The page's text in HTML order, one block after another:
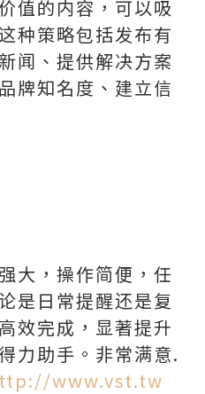
值的内容，可以吸
种策略包括发布有
闻、提供解决方案
牌知名度、建立信
大，操作简便，任
是日常提醒还是复
效完成，显著提升
力助手。非常满意.
www.vst.tw